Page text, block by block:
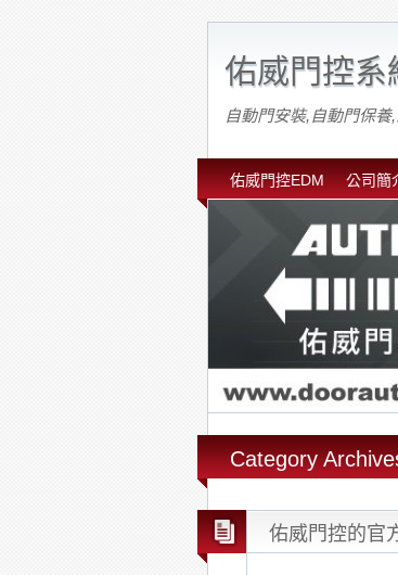
佑威門控系
自動門安裝,自動門保
佑威門控EDM 公司簡
Category
佑威門控的官